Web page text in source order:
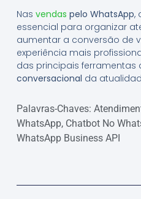
Nas vendas pelo WhatsApp,
essencial para organizar
aumentar a conversão de
experiência mais
das principais ferramentas
conversacional da
Palavras-Chaves:
WhatsApp, Chatbot No
WhatsApp Business API